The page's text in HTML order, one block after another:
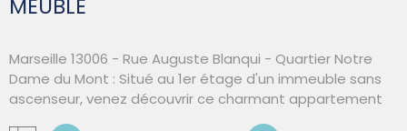
www.georisques.gouv.fr
MEUBLÉ
Marseille 13006 - Rue Auguste Blanqui - Quartier Notre
Dame du Mont : Situé au 1er étage d'un immeuble sans
ascenseur, venez découvrir ce charmant appartement